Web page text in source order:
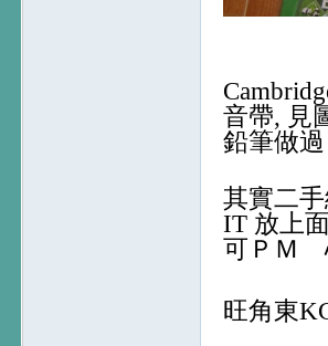
音帶, 見
鉛筆做
其實二
IT 放上
可ＰＭ
旺角東